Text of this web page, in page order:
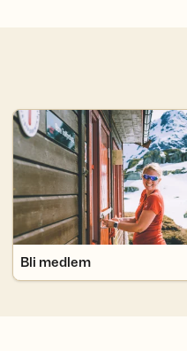
Bli medlem
Bli medlem